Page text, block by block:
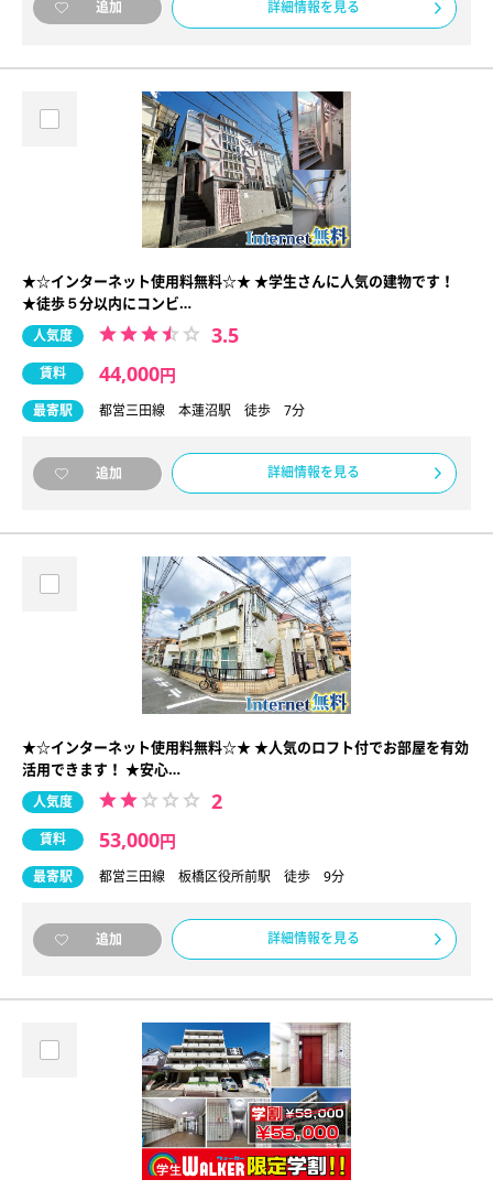
追加 詳細情報を見る
★☆インターネット使用料無料☆★ ★学生さんに人気の建物です！
★徒歩５分以内にコンビ…
人気度 3.5
賃料 44,000円
最寄駅 都営三田線 本蓮沼駅 徒歩 7分
追加 詳細情報を見る
★☆インターネット使用料無料☆★ ★人気のロフト付でお部屋を有効
活用できます！ ★安心…
人気度 2
賃料 53,000円
最寄駅 都営三田線 板橋区役所前駅 徒歩 9分
追加 詳細情報を見る